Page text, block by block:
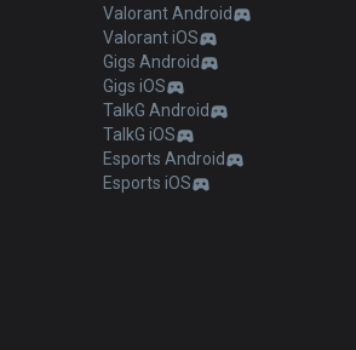
Valorant Android
Valorant iOS
Gigs Android
Gigs iOS
TalkG Android
TalkG iOS
Esports Android
Esports iOS